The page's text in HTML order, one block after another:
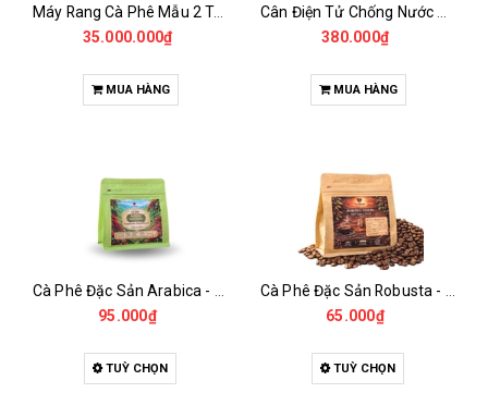
Máy Rang Cà Phê Mẫu 2 Trống Rang (500+500gr)
35.000.000₫
MUA HÀNG
380.000₫
MUA HÀNG
95.000₫
TUỲ CHỌN
65.000₫
TUỲ CHỌN